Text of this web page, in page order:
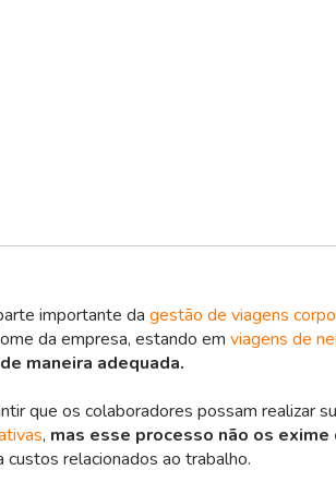
importante da gestão de viagens
da empresa, estando em viagens de
maneira adequada.
que os colaboradores possam realizar
, mas esse processo não os
custos relacionados ao trabalho.